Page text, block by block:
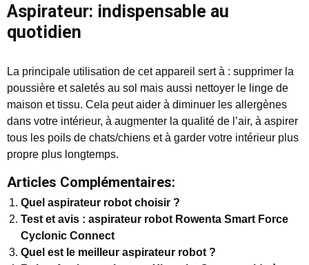
Aspirateur: indispensable au
quotidien
La principale utilisation de cet appareil sert à : supprimer la
poussière et saletés au sol mais aussi nettoyer le linge de
maison et tissu. Cela peut aider à diminuer les allergènes
dans votre intérieur, à augmenter la qualité de l’air, à aspirer
tous les poils de chats/chiens et à garder votre intérieur plus
propre plus longtemps.
Articles Complémentaires:
Quel aspirateur robot choisir ?
Test et avis : aspirateur robot Rowenta Smart Force
Cyclonic Connect
Quel est le meilleur aspirateur robot ?